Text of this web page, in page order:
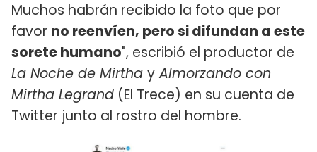
Muchos habrán recibido la foto que por
favor no reenvíen, pero si difundan a este
sorete humano", escribió el productor de
La Noche de Mirtha yAlmorzando con
Mirtha Legrand (El Trece) en su cuenta de
Twitter junto al rostro del hombre.